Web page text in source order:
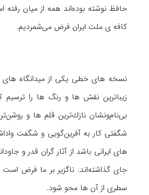
حافظ نوشته بوده‌اند همه از میان
كافه ی ملت ایران فرض می‌شمردیم.
نسخه های خطی یكی از میدانگاه ها‌ی
زیباترین نقش ها و رنگ ها را
بی‌نام‌ونشان نازك‌ترین قلم ها و
شگفتی كار به آفرین‌گویی و شگفت
های ایرانی باشد از آثار گران قدر و
جای گذاشته‌اند. ناگزیر بر ما فرض است
سطری از آن ها محو شود.